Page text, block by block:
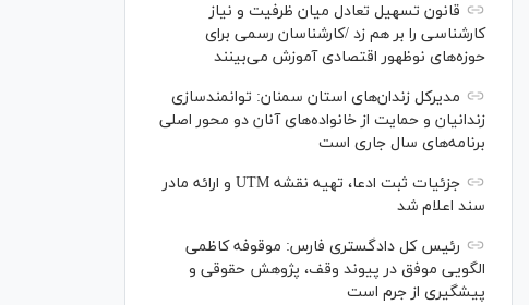
قانون تسهیل تعادل میان ظرفیت و نیاز
کارشناسی را بر هم زد /کارشناسان رسمی برای
حوزه‌های نوظهور اقتصادی آموزش می‌بینند
مدیرکل زندان‌های استان سمنان: توانمندسازی
زندانیان و حمایت از خانواده‌های آنان دو محور اصلی
برنامه‌های سال جاری است
جزئیات ثبت ادعا، تهیه نقشه UTM و ارائه مادر
سند اعلام شد
رئیس کل دادگستری فارس: موقوفه کاظمی
الگویی موفق در پیوند وقف، پژوهش حقوقی و
پیشگیری از جرم است